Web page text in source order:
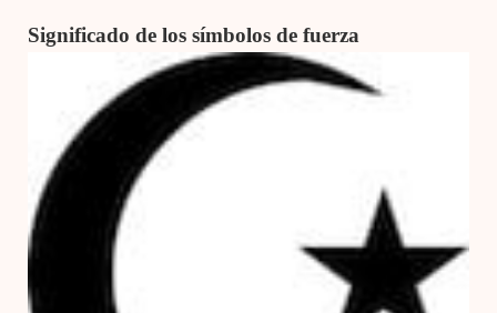
Significado de los símbolos de fuerza